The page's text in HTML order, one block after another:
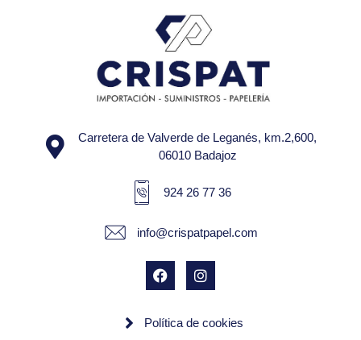
Carretera de Valverde de Leganés, km.2,600,
06010 Badajoz
924 26 77 36
info@crispatpapel.com
Política de cookies